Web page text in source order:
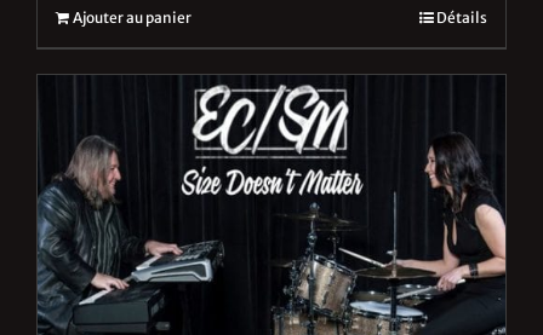
Ajouter au panier Détails